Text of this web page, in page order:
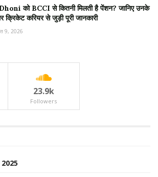
को BCCI से कितनी मिलती है पेंशन? जानिए उनके
क्रिकेट करियर से जुड़ी पूरी जानकारी
9, 2026
23.9k
Followers
2025